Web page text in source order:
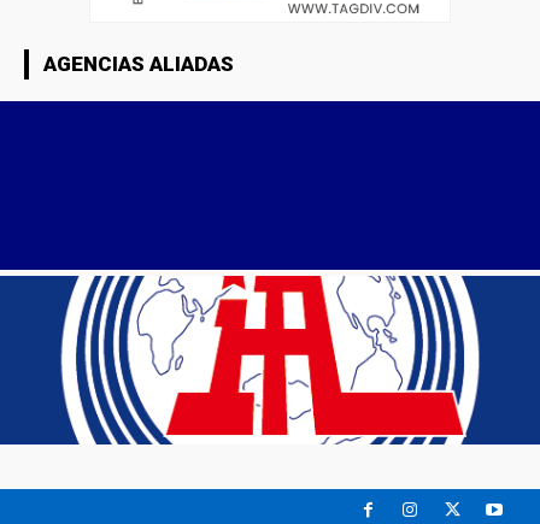
AGENCIAS ALIADAS